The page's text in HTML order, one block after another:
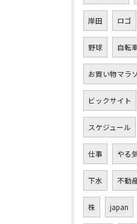
岸田 ロゴ
野球 自転
お買い物マラ
ビックサイト
スケジュール
仕事 やる
下水 不動
株 japan